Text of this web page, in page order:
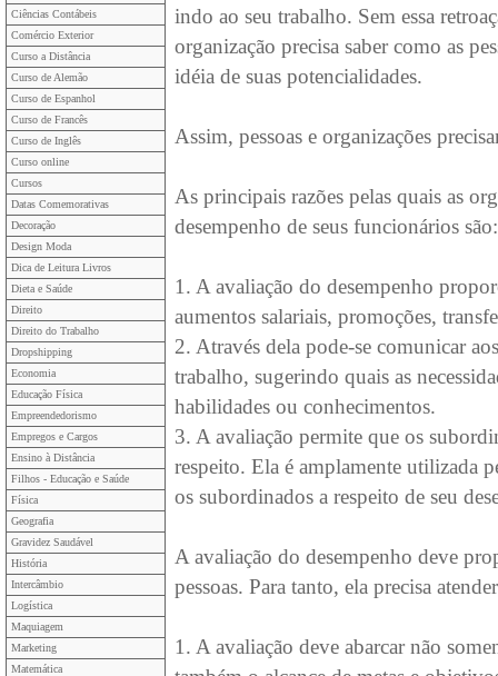
Ciências Contábeis
Comércio Exterior
Curso a Distância
Curso de Alemão
Curso de Espanhol
Curso de Francês
Curso de Inglês
Curso online
Cursos
Datas Comemorativas
Decoração
Design Moda
Dica de Leitura Livros
Dieta e Saúde
Direito
Direito do Trabalho
Dropshipping
Economia
Educação Física
Empreendedorismo
Empregos e Cargos
Ensino à Distância
Filhos - Educação e Saúde
Física
Geografia
Gravidez Saudável
História
Intercâmbio
Logística
Maquiagem
Marketing
Matemática
indo ao seu trabalho. Sem essa
organização precisa saber como as
idéia de suas potencialidades.
Assim, pessoas e organizações
As principais razões pelas quais as
desempenho de seus funcionários são:
1. A avaliação do desempenho
aumentos salariais, promoções,
2. Através dela pode-se comunicar
trabalho, sugerindo quais as
habilidades ou conhecimentos.
3. A avaliação permite que os
respeito. Ela é amplamente utilizada
os subordinados a respeito de seu
A avaliação do desempenho deve
pessoas. Para tanto, ela precisa
1. A avaliação deve abarcar não